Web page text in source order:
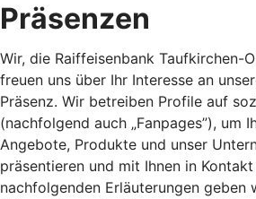
Präsenzen
Wir, die Raiffeisenbank Taufkirchen-
freuen uns über Ihr Interesse an
Präsenz. Wir betreiben Profile auf
(nachfolgend auch „Fanpages”), um
Angebote, Produkte und unser
präsentieren und mit Ihnen in
nachfolgenden Erläuterungen geben